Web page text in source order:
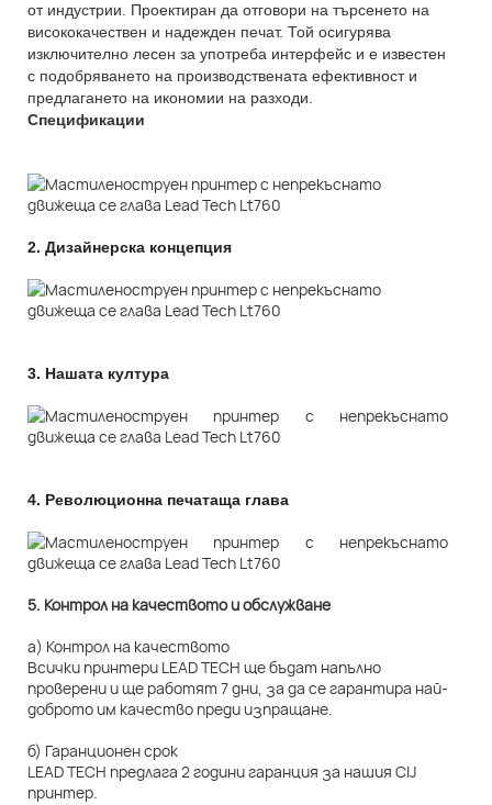
от индустрии. Проектиран да отговори на търсенето на
висококачествен и надежден печат. Той осигурява
изключително лесен за употреба интерфейс и е известен
с подобряването на производствената ефективност и
предлагането на икономии на разходи.
Спецификации
2. Дизайнерска концепция
3. Нашата култура
4. Революционна печатаща глава
5. Контрол на качеството и обслужване
а) Контрол на качеството
Всички принтери LEAD TECH ще бъдат напълно
проверени и ще работят 7 дни, за да се гарантира най-
доброто им качество преди изпращане.
б) Гаранционен срок
LEAD TECH предлага 2 години гаранция за нашия CIJ
принтер.